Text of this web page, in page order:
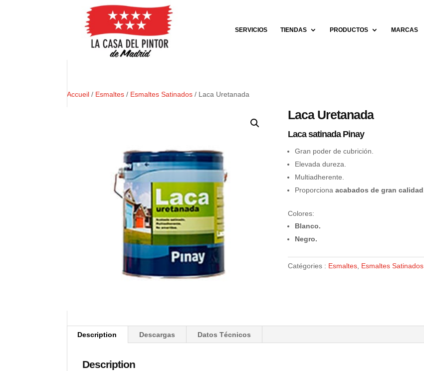
SERVICIOS TIENDAS PRODUCTOS MARCAS
Accueil / Esmaltes / Esmaltes Satinados / Laca Uretanada
Laca Uretanada
Laca satinada Pinay
Gran poder de cubrición.
Elevada dureza.
Multiadherente.
Proporciona acabados de gran calidad
Colores:
Blanco.
Negro.
Catégories : Esmaltes, Esmaltes Satinados
Description Descargas Datos Técnicos
Description